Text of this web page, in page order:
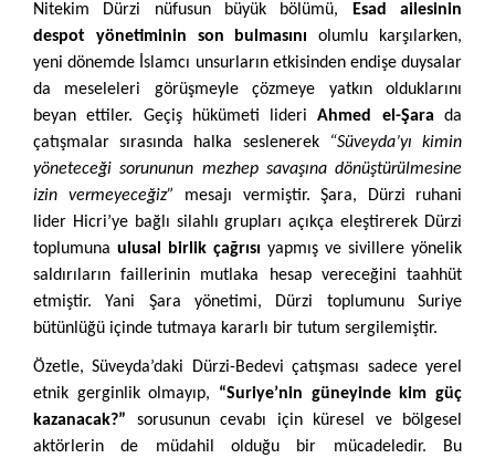
Nitekim Dürzi nüfusun büyük bölümü, Esad ailesinin
despot yönetiminin son bulmasını olumlu karşılarken,
yeni dönemde İslamcı unsurların etkisinden endişe duysalar
da meseleleri görüşmeyle çözmeye yatkın olduklarını
beyan ettiler. Geçiş hükümeti lideriAhmed el-Şara da
çatışmalar sırasında halka seslenerek
“Süveyda’yı kimin
yöneteceği sorununun mezhep savaşına dönüştürülmesine
izin vermeyeceğiz” mesajı vermiştir. Şara, Dürzi ruhani
lider Hicri’ye bağlı silahlı grupları açıkça eleştirerek Dürzi
toplumuna ulusal birlik çağrısı yapmış ve sivillere yönelik
saldırıların faillerinin mutlaka hesap vereceğini taahhüt
etmiştir. Yani Şara yönetimi, Dürzi toplumunu Suriye
bütünlüğü içinde tutmaya kararlı bir tutum sergilemiştir.
Özetle, Süveyda’daki Dürzi-Bedevi çatışması sadece yerel
etnik gerginlik olmayıp, “Suriye’nin güneyinde kim güç
kazanacak?” sorusunun cevabı için küresel ve bölgesel
aktörlerin de müdahil olduğu bir mücadeledir. Bu